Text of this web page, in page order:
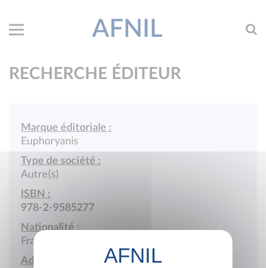
AFNIL
RECHERCHE ÉDITEUR
Marque éditoriale :
Euphoryanis
Type de société :
Autre(s)
ISBN :
978-2-9585277
Nationalité :
France
Adresse :